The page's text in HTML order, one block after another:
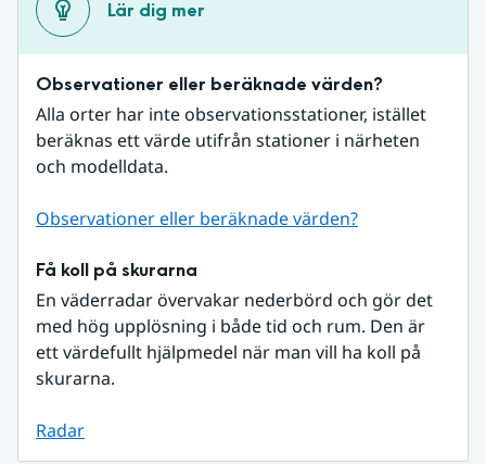
Lär dig mer
Observationer eller beräknade värden?
Alla orter har inte observationsstationer, istället
beräknas ett värde utifrån stationer i närheten
och modelldata.
Observationer eller beräknade värden?
Få koll på skurarna
En väderradar övervakar nederbörd och gör det
med hög upplösning i både tid och rum. Den är
ett värdefullt hjälpmedel när man vill ha koll på
skurarna.
Radar